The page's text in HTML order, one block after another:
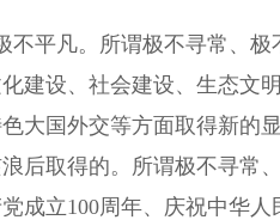
平凡。所谓极不寻常、极
建设、社会建设、生态文
大国外交等方面取得新的
后取得的。所谓极不寻常
成立100周年、庆祝中华